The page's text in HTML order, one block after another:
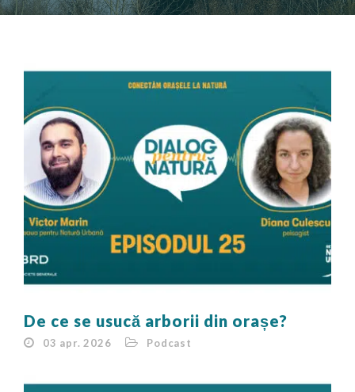
De ce se usucă arborii din orașe?
03 apr. 2026 Podcast